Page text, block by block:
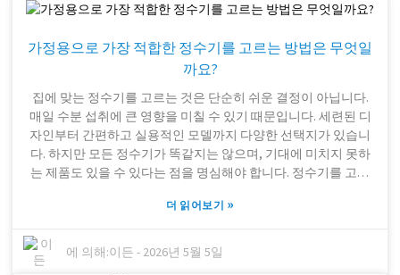
하거나 성능이 저하될 수 있으며, 이는 누구도 원하지 않는 상황
중요합니다. 시스템 사양을 확인하고, 현재 사용 중인 필터를 정
확하게 측정하여 '표준 필터 크기'가 목표와 어떻게 부합하는지
분이 진정으로 원하는 바를 충족하는 결정을 내릴 수 있습니다.
가정용으로 가장 적합한 정수기를 고르는 방법은 무엇일
까요?
집에 맞는 정수기를 고르는 것은 단순히 쉬운 결정이 아닙니다.
매일 수분 섭취에 큰 영향을 미칠 수 있기 때문입니다. 세련된 디
자인부터 간편하고 실용적인 모델까지 다양한 선택지가 있습니
다. 하지만 모든 정수기가 똑같지는 않으며, 기대에 미치지 못하
는 제품도 있을 수 있다는 점을 명심해야 합니다. 정수기를 고를
정용 정수 시스템의 가격은 천차만별이므로 여러 제품을 비교해
을 갖춘 정수기를 선택하여 항상 깨끗하고 안전한 물을 마시는
것입니다. 사실, 정수기의 기능은 너무 많아서 어떤 것을 골라야
더 읽어보기 »
에 의해:이든 - 2026년 5월 5일